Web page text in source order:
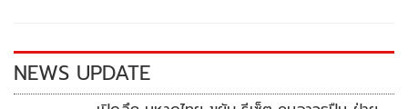
k k
NEWS UPDATE